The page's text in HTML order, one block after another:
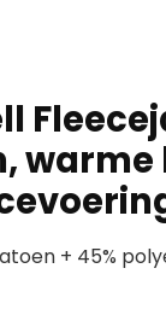
warme
+ 45%